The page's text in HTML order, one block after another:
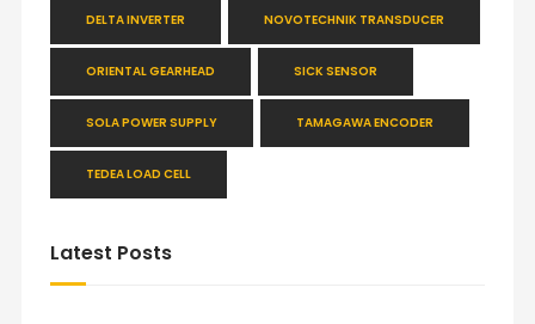
DELTA INVERTER NOVOTECHNIK TRANSDUCER
ORIENTAL GEARHEAD SICK SENSOR
SOLA POWER SUPPLY TAMAGAWA ENCODER
TEDEA LOAD CELL
Latest Posts